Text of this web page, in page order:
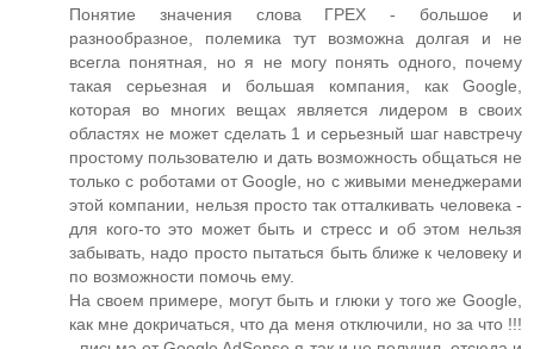
Понятие значения слова ГРЕХ - большое и
разнообразное, полемика тут возможна долгая и не
всегла понятная, но я не могу понять одного, почему
такая серьезная и большая компания, как Google,
которая во многих вещах является лидером в своих
областях не может сделать 1 и серьезный шаг навстречу
простому пользователю и дать возможность общаться не
только с роботами от Google, но с живыми менеджерами
этой компании, нельзя просто так отталкивать человека -
для кого-то это может быть и стресс и об этом нельзя
забывать, надо просто пытаться быть ближе к человеку и
по возможности помочь ему.
На своем примере, могут быть и глюки у того же Google,
как мне докричаться, что да меня отключили, но за что !!!